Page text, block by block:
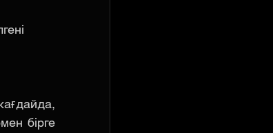
бірге